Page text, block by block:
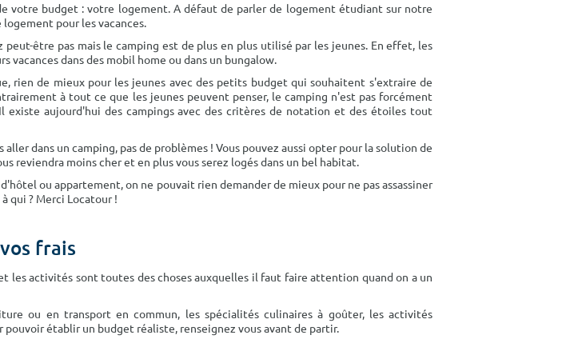
votre budget : votre logement. A défaut de parler de logement étudiant sur notre
pour les vacances.
peut-être pas mais le camping est de plus en plus utilisé par les jeunes. En effet, les
vacances dans des mobil home ou dans un bungalow.
rien de mieux pour les jeunes avec des petits budget qui souhaitent s'extraire de
à tout ce que les jeunes peuvent penser, le camping n'est pas forcément
aujourd'hui des campings avec des critères de notation et des étoiles tout
aller dans un camping, pas de problèmes ! Vous pouvez aussi opter pour la solution de
reviendra moins cher et en plus vous serez logés dans un bel habitat.
ou appartement, on ne pouvait rien demander de mieux pour ne pas assassiner
qui ? Merci Locatour !
frais
les activités sont toutes des choses auxquelles il faut faire attention quand on a un
ou en transport en commun, les spécialités culinaires à goûter, les activités
pouvoir établir un budget réaliste, renseignez vous avant de partir.